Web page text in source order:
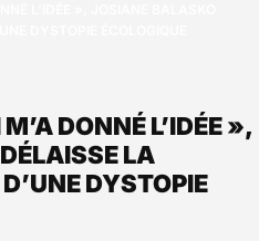
DONNÉ L’IDÉE »,
LA
DYSTOPIE